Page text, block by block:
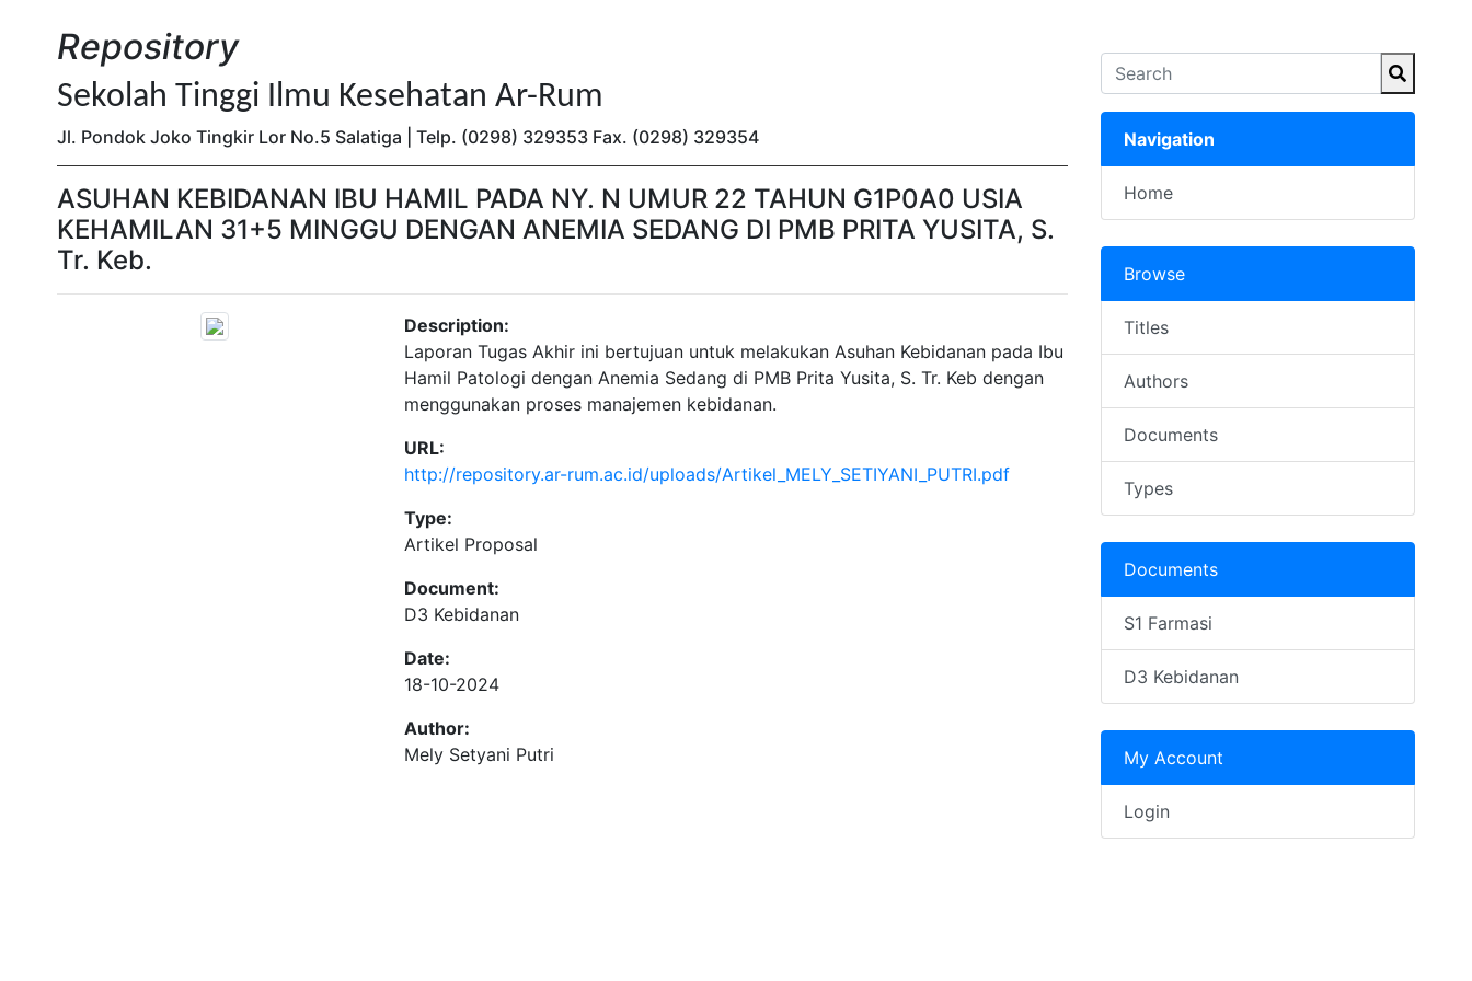
Repository
Sekolah Tinggi Ilmu Kesehatan Ar-Rum
Jl. Pondok Joko Tingkir Lor No.5 Salatiga | Telp. (0298) 329353 Fax. (0298) 329354
ASUHAN KEBIDANAN IBU HAMIL PADA NY. N UMUR 22 TAHUN G1P0A0 USIA
KEHAMILAN 31+5 MINGGU DENGAN ANEMIA SEDANG DI PMB PRITA YUSITA, S.
Tr. Keb.
Description:
Laporan Tugas Akhir ini bertujuan untuk melakukan Asuhan Kebidanan pada Ibu
Hamil Patologi dengan Anemia Sedang di PMB Prita Yusita, S. Tr. Keb dengan
menggunakan proses manajemen kebidanan.
URL:
http://repository.ar-rum.ac.id/uploads/Artikel_MELY_SETIYANI_PUTRI.pdf
Type:
Artikel Proposal
Document:
D3 Kebidanan
Date:
18-10-2024
Author:
Mely Setyani Putri
Navigation
Home
Browse
Titles
Authors
Documents
Types
Documents
S1 Farmasi
D3 Kebidanan
My Account
Login